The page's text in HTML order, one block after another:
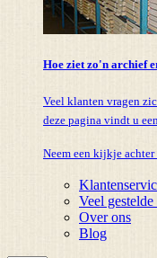
Hoe ziet zo'n archief
Veel klanten vragen
deze pagina vindt u
Neem een kijkje achter
Veel gestelde
Over ons
Blog